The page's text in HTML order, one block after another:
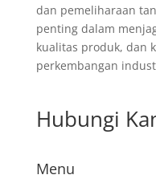
dan pemeliharaan
penting dalam
kualitas produk, dan
perkembangan
Hubungi
Menu